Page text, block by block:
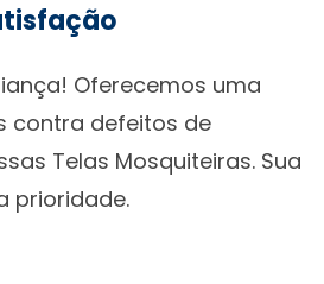
Oferecemos uma
contra defeitos de
Telas Mosquiteiras. Sua
prioridade.